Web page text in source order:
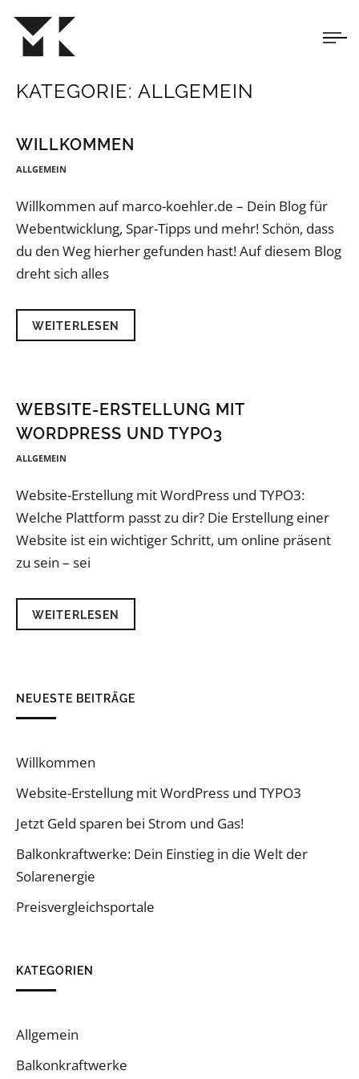
KATEGORIE: ALLGEMEIN
WILLKOMMEN
ALLGEMEIN
Willkommen auf marco-koehler.de – Dein Blog für
Webentwicklung, Spar-Tipps und mehr! Schön, dass
du den Weg hierher gefunden hast! Auf diesem Blog
dreht sich alles
WEITERLESEN
WEBSITE-ERSTELLUNG MIT
WORDPRESS UND TYPO3
ALLGEMEIN
Website-Erstellung mit WordPress und TYPO3:
Welche Plattform passt zu dir? Die Erstellung einer
Website ist ein wichtiger Schritt, um online präsent
zu sein – sei
WEITERLESEN
NEUESTE BEITRÄGE
Willkommen
Website-Erstellung mit WordPress und TYPO3
Jetzt Geld sparen bei Strom und Gas!
Balkonkraftwerke: Dein Einstieg in die Welt der
Solarenergie
Preisvergleichsportale
KATEGORIEN
Allgemein
Balkonkraftwerke